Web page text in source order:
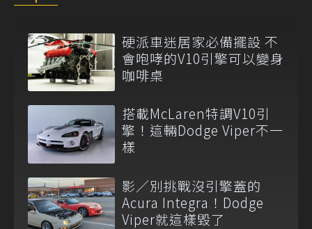
硬派車迷居家必備擺設 不
會咆哮的V10引擎可以變身
咖啡桌
搭載McLaren特調V10引
擎！這輛Dodge Viper不一
樣
影／別挑戰沒引擎蓋的
Acura Integra！Dodge
Viper就這樣毀了